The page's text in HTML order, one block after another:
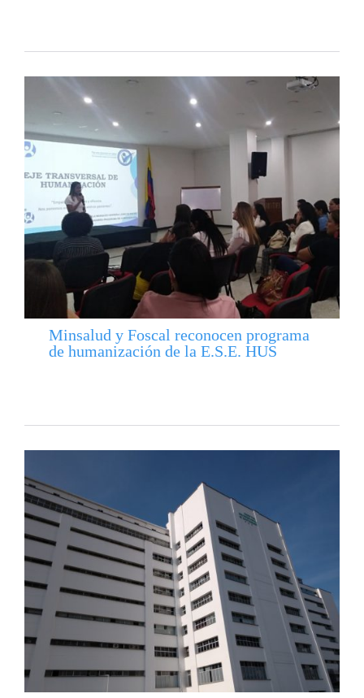
Minsalud y Foscal reconocen programa
de humanización de la E.S.E. HUS